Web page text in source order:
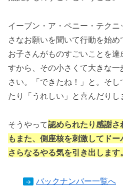
イーブン・ア・ペニー・テク
さなお願いを聞いて行動を始
お子さんがものすごいことを
すから、その小さくて大きな
さい。「できたね！」と。そ
たり「うれしい」と喜んだりし
そうやって認められたり感謝さ
もまた、側座核を刺激してドー
さらなるやる気を引き出します。
→ バックナンバー一覧へ